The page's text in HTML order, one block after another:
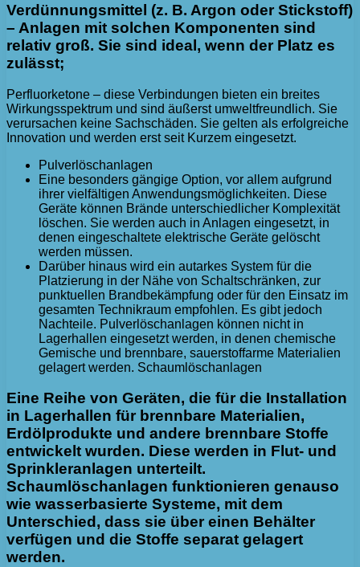
Verdünnungsmittel (z. B. Argon oder Stickstoff)
– Anlagen mit solchen Komponenten sind
relativ groß. Sie sind ideal, wenn der Platz es
zulässt;
Perfluorketone – diese Verbindungen bieten ein breites
Wirkungsspektrum und sind äußerst umweltfreundlich. Sie
verursachen keine Sachschäden. Sie gelten als erfolgreiche
Innovation und werden erst seit Kurzem eingesetzt.
Pulverlöschanlagen
Eine besonders gängige Option, vor allem aufgrund
ihrer vielfältigen Anwendungsmöglichkeiten. Diese
Geräte können Brände unterschiedlicher Komplexität
löschen. Sie werden auch in Anlagen eingesetzt, in
denen eingeschaltete elektrische Geräte gelöscht
werden müssen.
Darüber hinaus wird ein autarkes System für die
Platzierung in der Nähe von Schaltschränken, zur
punktuellen Brandbekämpfung oder für den Einsatz im
gesamten Technikraum empfohlen. Es gibt jedoch
Nachteile. Pulverlöschanlagen können nicht in
Lagerhallen eingesetzt werden, in denen chemische
Gemische und brennbare, sauerstoffarme Materialien
gelagert werden. Schaumlöschanlagen
Eine Reihe von Geräten, die für die Installation
in Lagerhallen für brennbare Materialien,
Erdölprodukte und andere brennbare Stoffe
entwickelt wurden. Diese werden in Flut- und
Sprinkleranlagen unterteilt.
Schaumlöschanlagen funktionieren genauso
wie wasserbasierte Systeme, mit dem
Unterschied, dass sie über einen Behälter
verfügen und die Stoffe separat gelagert
werden.